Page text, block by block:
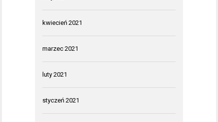
kwiecień 2021
marzec 2021
luty 2021
styczeń 2021